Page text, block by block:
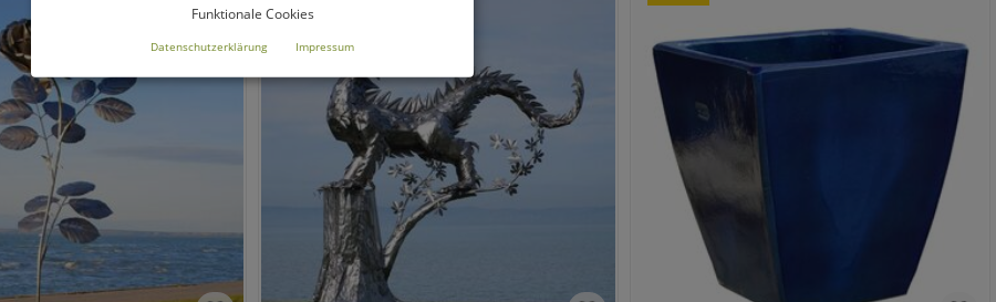
Funktionale Cookies
Datenschutzerklärung Impressum